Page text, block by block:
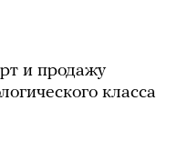
и продажу
класса